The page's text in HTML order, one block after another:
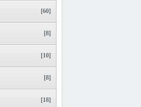
[60]
[8]
[10]
[8]
[18]